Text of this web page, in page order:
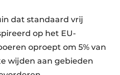
dat standaard vrij
op het EU-
oproept om 5% van
wijden aan gebieden